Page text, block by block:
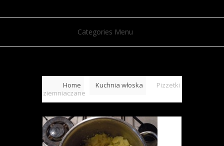
Categories Menu
Home Kuchnia włoska
Pizzetki
ziemniaczane